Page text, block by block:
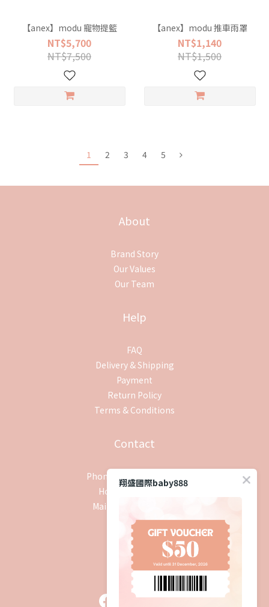
【anex】modu 寵物提籃
NT$5,700
NT$7,500
【anex】modu 推車雨罩
NT$1,140
NT$1,500
1 2 3 4 5
About
Brand Story
Our Values
Our Team
Help
FAQ
Delivery & Shipping
Payment
Return Policy
Terms & Conditions
Contact
Phone / XX-XXX-XXX-XXX
Hours / XXXX-XXXX
Mail / XXX@XXXX.COM
追蹤我們
翔盛國際baby888